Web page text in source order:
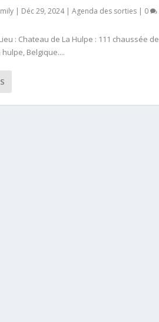
| Déc 29, 2024|Agenda des sorties | 0
: Chateau de La Hulpe : 111 chaussée de
Belgique....